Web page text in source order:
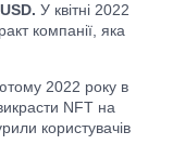
У квітні 2022
компанії, яка
2022 року в
NFT на
користувачів